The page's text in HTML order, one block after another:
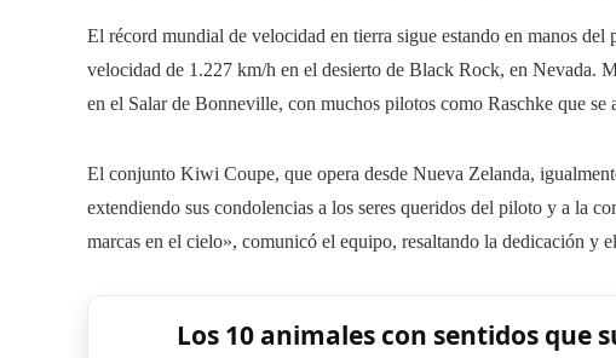
El récord mundial de velocidad en tierra sigue estando en manos
velocidad de 1.227 km/h en el desierto de Black Rock, en Nevada.
en el Salar de Bonneville, con muchos pilotos como Raschke que se
El conjunto Kiwi Coupe, que opera desde Nueva Zelanda,
extendiendo sus condolencias a los seres queridos del piloto y a la
marcas en el cielo», comunicó el equipo, resaltando la dedicación y
Los 10 animales con sentidos que